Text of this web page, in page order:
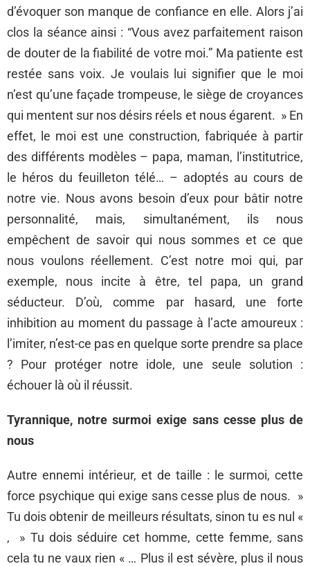
d’évoquer son manque de confiance en elle. Alors j’ai
clos la séance ainsi : “Vous avez parfaitement raison
de douter de la fiabilité de votre moi.” Ma patiente est
restée sans voix. Je voulais lui signifier que le moi
n’est qu’une façade trompeuse, le siège de croyances
qui mentent sur nos désirs réels et nous égarent. » En
effet, le moi est une construction, fabriquée à partir
des différents modèles – papa, maman, l’institutrice,
le héros du feuilleton télé… – adoptés au cours de
notre vie. Nous avons besoin d’eux pour bâtir notre
personnalité, mais, simultanément, ils nous
empêchent de savoir qui nous sommes et ce que
nous voulons réellement. C’est notre moi qui, par
exemple, nous incite à être, tel papa, un grand
séducteur. D’où, comme par hasard, une forte
inhibition au moment du passage à l’acte amoureux :
l’imiter, n’est-ce pas en quelque sorte prendre sa place
? Pour protéger notre idole, une seule solution :
échouer là où il réussit.
Tyrannique, notre surmoi exige sans cesse plus de
nous
Autre ennemi intérieur, et de taille : le surmoi, cette
force psychique qui exige sans cesse plus de nous. »
Tu dois obtenir de meilleurs résultats, sinon tu es nul «
, » Tu dois séduire cet homme, cette femme, sans
cela tu ne vaux rien « … Plus il est sévère, plus il nous